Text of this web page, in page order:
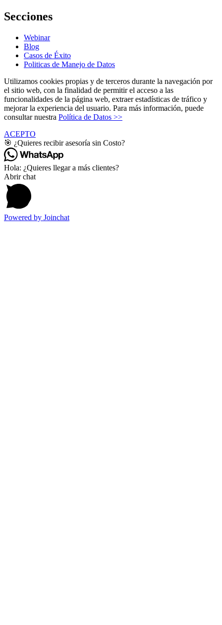
Secciones
Webinar
Blog
Casos de Éxito
Politicas de Manejo de Datos
Utilizamos cookies propias y de terceros durante la navegación por
el sitio web, con la finalidad de permitir el acceso a las
funcionalidades de la página web, extraer estadísticas de tráfico y
mejorar la experiencia del usuario. Para más información, puede
consultar nuestra Política de Datos >>
ACEPTO
🎯 ¿Quieres recibir asesoría sin Costo?
Hola: ¿Quieres llegar a más clientes?
Abrir chat
Powered by Joinchat